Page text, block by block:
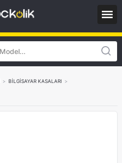
> BİLGİSAYAR KASALARI >